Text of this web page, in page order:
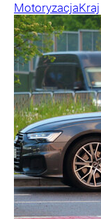
MotoryzacjaKraj